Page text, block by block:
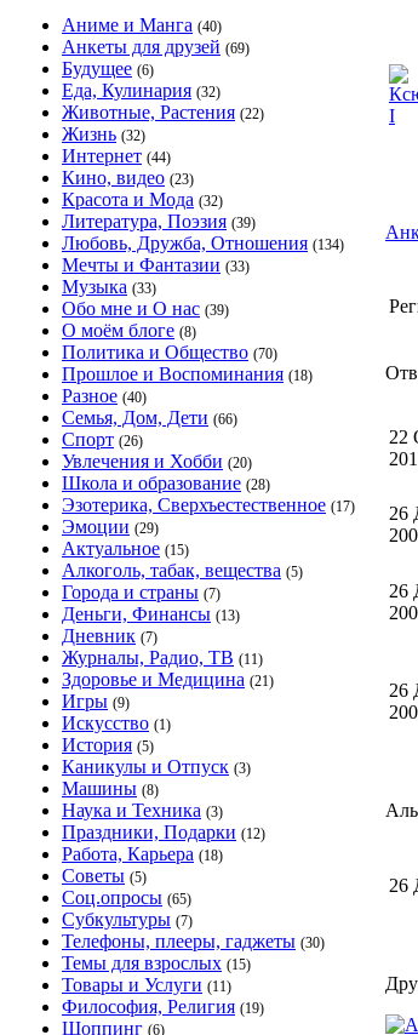
Аниме и Манга (40)
Анкеты для друзей (69)
Будущее (6)
Еда, Кулинария (32)
Животные, Растения (22)
Жизнь (32)
Интернет (44)
Кино, видео (23)
Красота и Мода (32)
Литература, Поэзия (39)
Любовь, Дружба, Отношения (134)
Мечты и Фантазии (33)
Музыка (33)
Обо мне и О нас (39)
О моём блоге (8)
Политика и Общество (70)
Прошлое и Воспоминания (18)
Разное (40)
Семья, Дом, Дети (66)
Спорт (26)
Увлечения и Хобби (20)
Школа и образование (28)
Эзотерика, Сверхъестественное (17)
Эмоции (29)
Актуальное (15)
Алкоголь, табак, вещества (5)
Города и страны (7)
Деньги, Финансы (13)
Дневник (7)
Журналы, Радио, ТВ (11)
Здоровье и Медицина (21)
Игры (9)
Искусство (1)
История (5)
Каникулы и Отпуск (3)
Машины (8)
Наука и Техника (3)
Праздники, Подарки (12)
Работа, Карьера (18)
Советы (5)
Соц.опросы (65)
Субкультуры (7)
Телефоны, плееры, гаджеты (30)
Темы для взрослых (15)
Товары и Услуги (11)
Философия, Религия (19)
Шоппинг (6)
22
26
26
26
26